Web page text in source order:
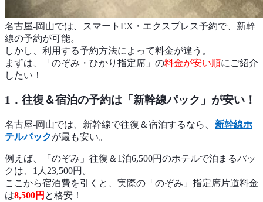
名古屋-岡山では、スマートEX・エクスプレス予約で、新幹
線の予約が可能。
しかし、利用する予約方法によって料金が違う。
まずは、「のぞみ・ひかり指定席」の料金が安い順にご紹介
したい！
1．往復＆宿泊の予約は「新幹線パック」が安い！
名古屋-岡山では、新幹線で往復＆宿泊するなら、
新幹線ホ
テルパックが最も安い。
例えば、「のぞみ」往復＆1泊6,500円のホテルで泊まるパッ
クは、1人23,500円。
ここから宿泊費を引くと、実際の「のぞみ」指定席片道料金
は8,500円 と格安！